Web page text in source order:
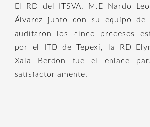
El RD del ITSVA, M.E Nardo
Álvarez junto con su equipo de
auditaron los cinco procesos
por el ITD de Tepexi, la RD
Xala Berdon fue el enlace
satisfactoriamente.